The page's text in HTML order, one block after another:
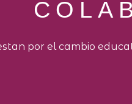
por el cambio